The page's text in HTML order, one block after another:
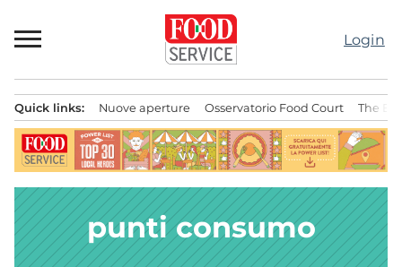
al
contenuto
Login
principale
Quick links: Nuove aperture Osservatorio Food Court The
punti consumo